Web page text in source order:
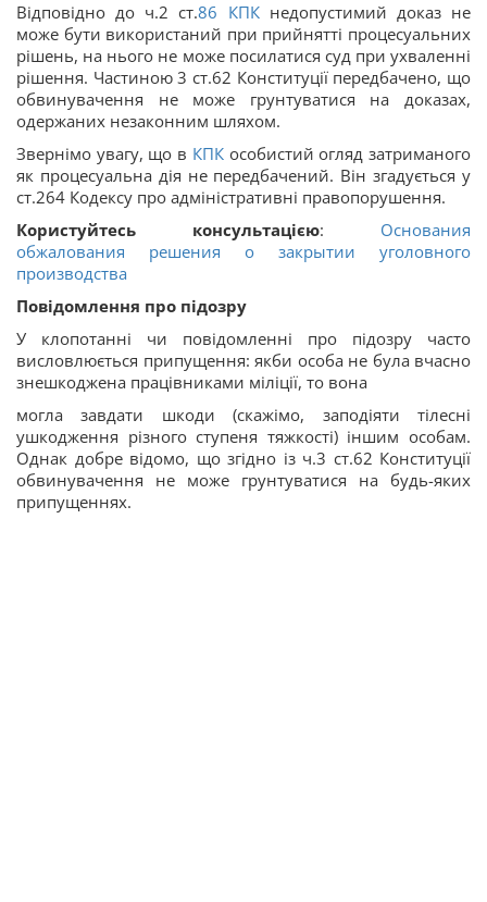
Відповідно до ч.2 ст.86 КПКнедопустимий доказ не
може бути використаний при прийнятті процесуальних
рішень, на нього не може посилатися суд при ухваленні
рішення. Частиною 3 ст.62 Конституції передбачено, що
обвинувачення не може грунтуватися на доказах,
одержаних незаконним шляхом.
Звернімо увагу, що в КПКособистий огляд затриманого
як процесуальна дія не передбачений. Він згадується у
ст.264 Кодексу про адміністративні правопорушення.
Користуйтесь консультацією: Основания
обжалования решения о закрытии уголовного
производства
Повідомлення про підозру
У клопотанні чи повідомленні про підозру часто
висловлюється припущення: якби особа не була вчасно
знешкоджена працівниками міліції, то вона
могла завдати шкоди (скажімо, заподіяти тілесні
ушкодження різного ступеня тяжкості) іншим особам.
Однак добре відомо, що згідно із ч.3 ст.62 Конституції
обвинувачення не може грунтуватися на будь-яких
припущеннях.